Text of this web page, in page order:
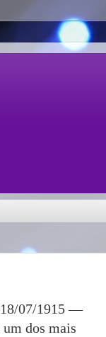
07/1915 —
dos mais